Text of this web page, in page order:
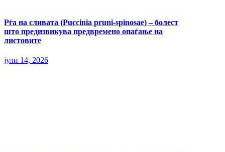
Рѓа на сливата (Puccinia pruni-spinosae) – болест
што предизвикува предвремено опаѓање на
листовите
јули 14, 2026